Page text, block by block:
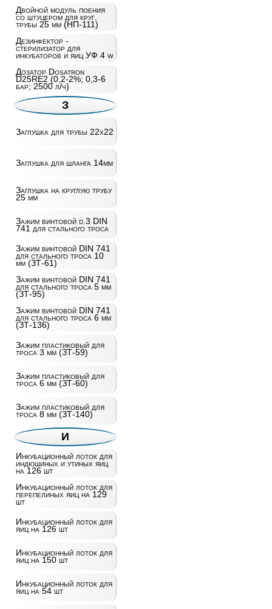
Двойной модуль поения
со штуцером для круг.
трубы 25 мм (НП-111)
Дезинфектор -
стерилизатор для
инкубаторов и яиц УФ 4 w
Дозатор Dosatron
D25RE2 (0,2-2%; 0,3-6
бар; 2500 л/ч)
З
Заглушка для трубы 22х22
Заглушка для шланга 14мм
Заглушка на круглую трубу
25 мм
Зажим винтовой d.3 DIN
741 для стального троса
Зажим винтовой DIN 741
для стального троса 10
мм (ЗТ-61)
Зажим винтовой DIN 741
для стального троса 5 мм
(ЗТ-95)
Зажим винтовой DIN 741
для стального троса 6 мм
(ЗТ-136)
Зажим пластиковый для
троса 3 мм (ЗТ-59)
Зажим пластиковый для
троса 6 мм (ЗТ-60)
Зажим пластиковый для
троса 8 мм (ЗТ-140)
И
Инкубационный лоток для
индюшиных и утиных яиц
на 126 шт
Инкубационный лоток для
перепелиных яиц на 129
шт
Инкубационный лоток для
яиц на 126 шт
Инкубационный лоток для
яиц на 150 шт
Инкубационный лоток для
яиц на 54 шт